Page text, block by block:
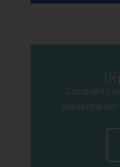
Consultez
présentation